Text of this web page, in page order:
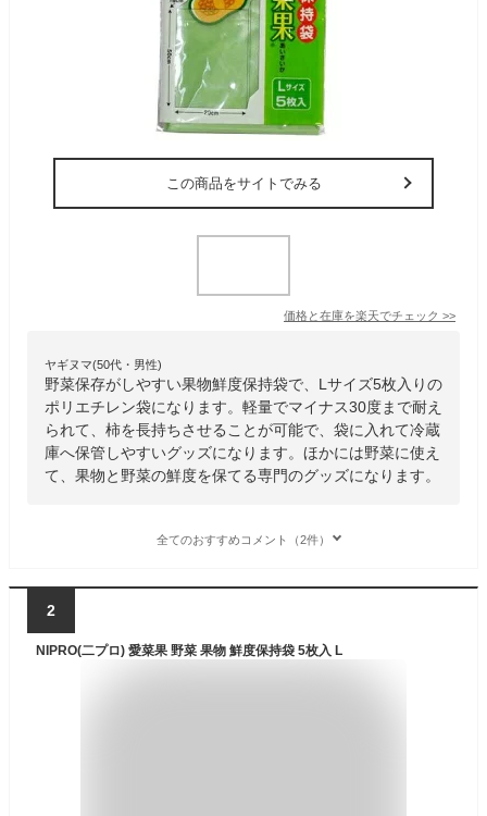
この商品をサイトでみる
価格と在庫を楽天でチェック >>
ヤギヌマ(50代・男性)
野菜保存がしやすい果物鮮度保持袋で、Lサイズ5枚入りの
ポリエチレン袋になります。軽量でマイナス30度まで耐え
られて、柿を長持ちさせることが可能で、袋に入れて冷蔵
庫へ保管しやすいグッズになります。ほかには野菜に使え
て、果物と野菜の鮮度を保てる専門のグッズになります。
全てのおすすめコメント（2件）
2
NIPRO(二プロ) 愛菜果 野菜 果物 鮮度保持袋 5枚入 L